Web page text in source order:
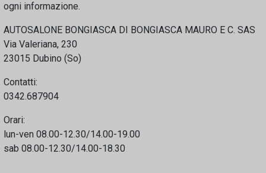
ogni informazione.
AUTOSALONE BONGIASCA DI BONGIASCA MAURO E C. SAS
Via Valeriana, 230
23015 Dubino (So)
Contatti:
0342.687904
Orari:
lun-ven 08.00-12.30/14.00-19.00
sab 08.00-12.30/14.00-18.30